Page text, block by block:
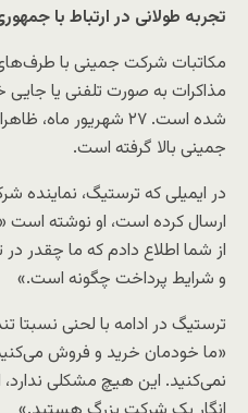
تجربه طولانی در ارتباط با
مکاتبات شرکت جمینی با
مذاکرات به صورت تلفنی یا
شده است. ۲۷ شهریور
جمینی بالا گرفته است.
در ایمیلی که ترستیگ، نماینده
ارسال کرده است، او نوشته
از شما اطلاع دادم که ما چقدر
و شرایط پرداخت چگونه است.»
ترستیگ در ادامه با لحنی
«ما خودمان خرید و فروش
نمی‌کنید. این هیچ مشکلی ندارد،